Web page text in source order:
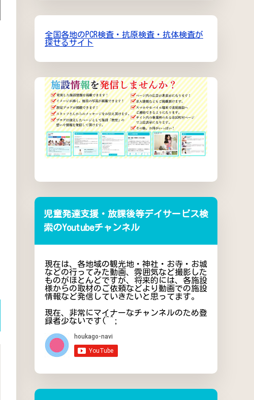
全国各地のPCR検査・抗原検査・抗体検査が
探せるサイト
児童発達支援・放課後等デイサービス検
索のYoutubeチャンネル
現在は、各地域の観光地・神社・お寺・お城
などの行ってみた動画、雰囲気など撮影した
ものがほとんどですが、将来的には、各施設
様からの取材のご依頼などより動画での施設
情報など発信していきたいと思ってます。
現在、非常にマイナーなチャンネルのため登
録者少ないです(^^;